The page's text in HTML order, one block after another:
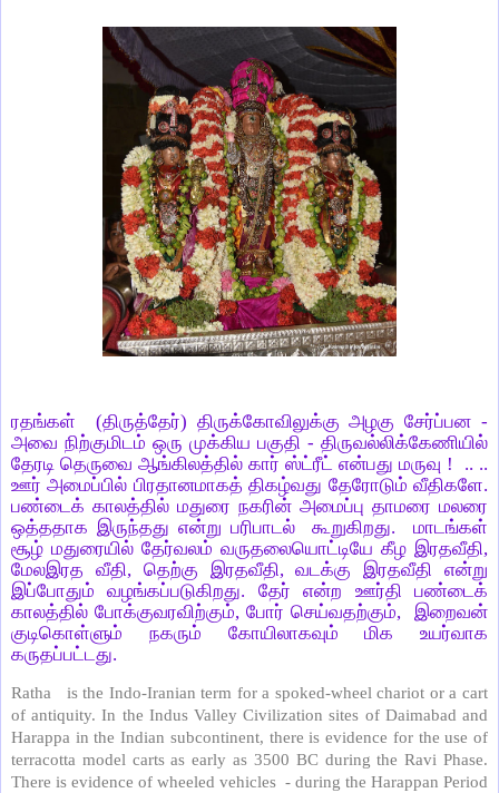
ரதங்கள் (திருத்தேர்) திருக்கோவிலுக்கு அழகு சேர்ப்பன -
அவை நிற்குமிடம் ஒரு முக்கிய பகுதி - திருவல்லிக்கேணியில்
தேரடி தெருவை ஆங்கிலத்தில் கார் ஸ்ட்ரீட் என்பது மருவு ! .. ..
ஊர் அமைப்பில் பிரதானமாகத் திகழ்வது தேரோடும் வீதிகளே.
பண்டைக் காலத்தில் மதுரை நகரின் அமைப்பு தாமரை மலரை
ஒத்ததாக இருந்தது என்று பரிபாடல் கூறுகிறது. மாடங்கள்
சூழ் மதுரையில் தேர்வலம் வருதலையொட்டியே கீழ இரதவீதி,
மேலஇரத வீதி, தெற்கு இரதவீதி, வடக்கு இரதவீதி என்று
இப்போதும் வழங்கப்படுகிறது. தேர் என்ற ஊர்தி பண்டைக்
காலத்தில் போக்குவரவிற்கும், போர் செய்வதற்கும், இறைவன்
குடிகொள்ளும் நகரும் கோயிலாகவும் மிக உயர்வாக
கருதப்பட்டது.
Ratha is the Indo-Iranian term for a spoked-wheel chariot or a cart
of antiquity. In the Indus Valley Civilization sites of Daimabad and
Harappa in the Indian subcontinent, there is evidence for the use of
terracotta model carts as early as 3500 BC during the Ravi Phase.
There is evidence of wheeled vehicles - during the Harappan Period